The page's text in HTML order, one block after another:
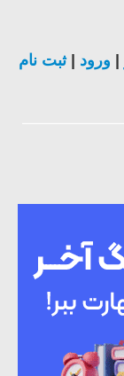
ورود |ثبت نام